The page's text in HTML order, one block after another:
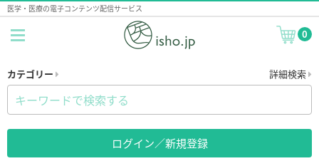
医学・医療の電子コンテンツ配信サービス
0
カテゴリー 詳細検索
ログイン／新規登録